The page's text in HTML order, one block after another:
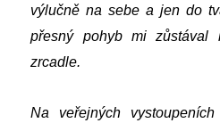
výlučně na sebe a jen do
přesný pohyb mi zůstával
zrcadle.
Na veřejných